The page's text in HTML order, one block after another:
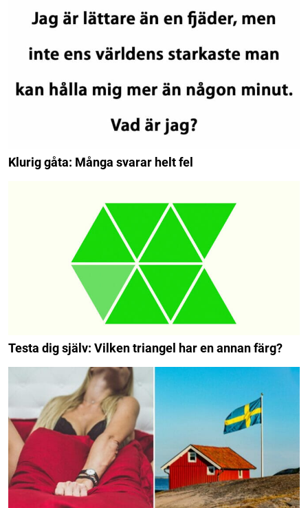
Klurig gåta: Många svarar helt fel
Testa dig själv: Vilken triangel har en annan färg?